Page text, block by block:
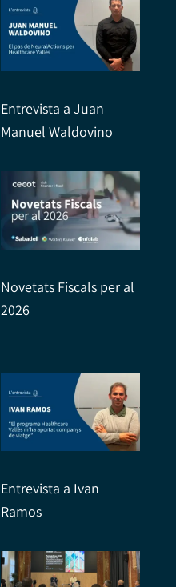
Entrevista a Juan
Manuel Waldovino
Novetats Fiscals per al
2026
Entrevista a Ivan
Ramos